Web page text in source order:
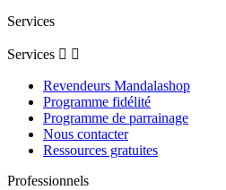
Services
Services  
Revendeurs Mandalashop
Programme fidélité
Programme de parrainage
Nous contacter
Ressources gratuites
Professionnels